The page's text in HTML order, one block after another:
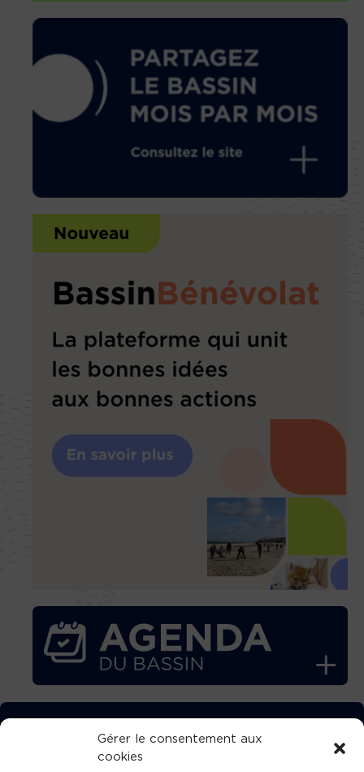
Gérer le consentement aux
cookies
TÉLÉCHARGEZ GRATUITEMENT
L’APPLICATION TVBA !